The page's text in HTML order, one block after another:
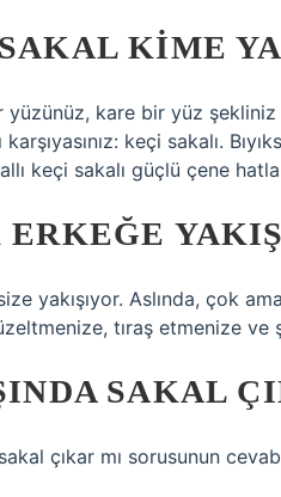
KIME
yüzünüz, kare bir yüz
karşıyasınız: keçi sakalı.
keçi sakalı güçlü çene
yakışıyor. Aslında, çok
tıraş etmenize
SAKAL
çıkar mı sorusunun